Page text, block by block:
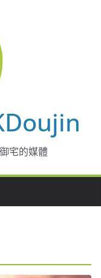
宅的媒體